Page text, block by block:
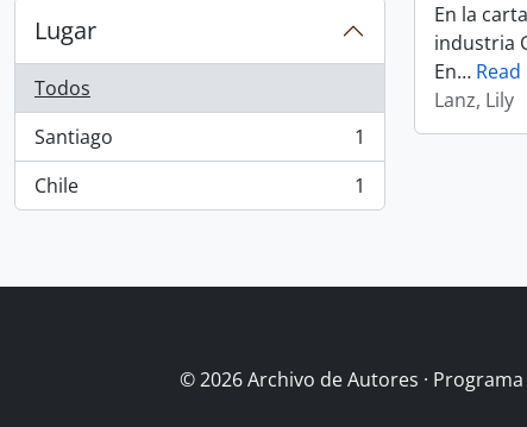
Lugar
Todos
Santiago
, 1 resultados
1
Chile
, 1 resultados 1
En la
industria
En…
Lanz, Lily
© 2026 Archivo de Autores ·